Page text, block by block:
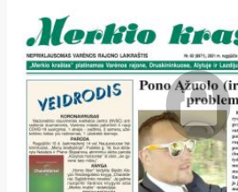
griežtesni apribojimai